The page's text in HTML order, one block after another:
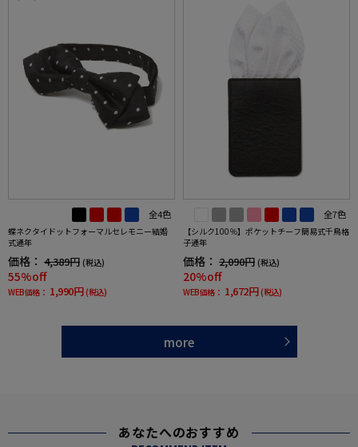
全4色
蝶ネクタイドットフォーマルセレモニー結婚
式通年
価格： 4,389円 (税込)
55%off
WEB価格： 1,990円 (税込)
全7色
【シルク100％】ポケットチーフ簡易式千鳥格
子通年
価格： 2,090円 (税込)
20%off
WEB価格： 1,672円 (税込)
more
あなたへのおすすめ